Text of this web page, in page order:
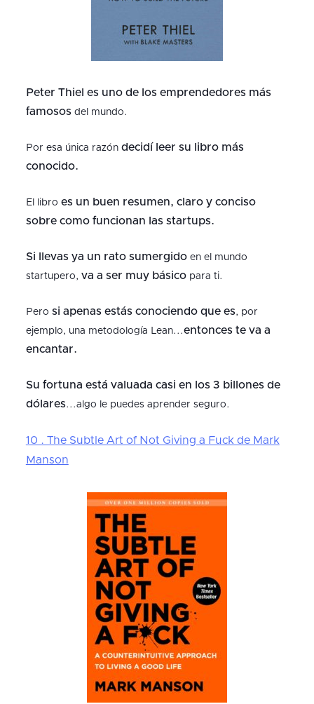
Peter Thiel es uno de los emprendedores más
famosos del mundo.
Por esa única razón decidí leer su libro más
conocido.
El libro es un buen resumen, claro y conciso
sobre como funcionan las startups.
Si llevas ya un rato sumergidoen el mundo
startupero, va a ser muy básicopara ti.
Pero si apenas estás conociendo que es, por
ejemplo, una metodología Lean...entonces te va a
encantar.
Su fortuna está valuada casi en los 3 billones de
dólares...algo le puedes aprender seguro.
10 . The Subtle Art of Not Giving a Fuck de Mark
Manson